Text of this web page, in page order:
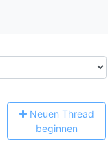
Neuen Thread
beginnen